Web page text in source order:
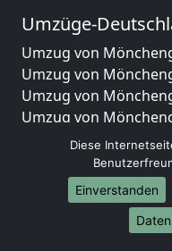
Umzüge-
Umzug von
Umzug von
Umzug von
Umzug von
Umzug von
Umzug von
Umzug von
Umzug von
Diese
Einverstanden